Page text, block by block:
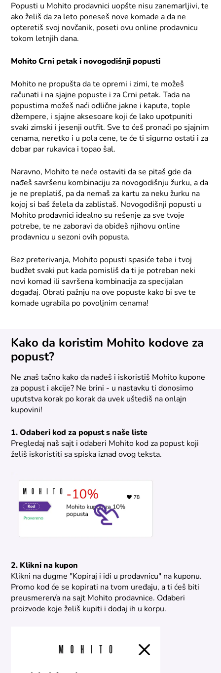
Popusti u Mohito prodavnici uopšte nisu zanemarljivi, te
ako želiš da za leto poneseš nove komade a da ne
opteretiš svoj novčanik, poseti ovu online prodavnicu
tokom letnjih dana.
Mohito Crni petak i novogodišnji popusti
Mohito ne propušta da te opremi i zimi, te možeš
računati i na sjajne popuste i za Crni petak. Tada na
popustima možeš naći odlične jakne i kapute, tople
džempere, i sjajne aksesoare koji će lako upotpuniti
svaki zimski i jesenji outfit. Sve to ćeš pronaći po sjajnim
cenama, neretko i u pola cene, te će ti sigurno ostati i za
dobar par rukavica i topao šal.
Naravno, Mohito te neće ostaviti da se pitaš gde da
nađeš savršenu kombinaciju za novogodišnju žurku, a da
je ne preplatiš, pa da nemaš za kartu za neku žurku na
kojoj si baš želela da zablistaš. Novogodišnji popusti u
Mohito prodavnici idealno su rešenje za sve tvoje
potrebe, te ne zaboravi da obiđeš njihovu online
prodavnicu u sezoni ovih popusta.
Bez preterivanja, Mohito popusti spasiće tebe i tvoj
budžet svaki put kada pomisliš da ti je potreban neki
novi komad ili savršena kombinacija za specijalan
događaj. Obrati pažnju na ove popuste kako bi sve te
komade ugrabila po povoljnim cenama!
Kako da koristim Mohito kodove za
popust?
Ne znaš tačno kako da nađeš i iskoristiš Mohito kupone
za popust i akcije? Ne brini - u nastavku ti donosimo
uputstva korak po korak da uvek uštediš na onlajn
kupovini!
1. Odaberi kod za popust s naše liste
Pregledaj naš sajt i odaberi Mohito kod za popust koji
želiš iskoristiti sa spiska iznad ovog teksta.
2. Klikni na kupon
Klikni na dugme "Kopiraj i idi u prodavnicu" na kuponu.
Promo kod će se kopirati na tvom uređaju, a ti ćeš biti
preusmeren/a na sajt Mohito prodavnice. Odaberi
proizvode koje želiš kupiti i dodaj ih u korpu.